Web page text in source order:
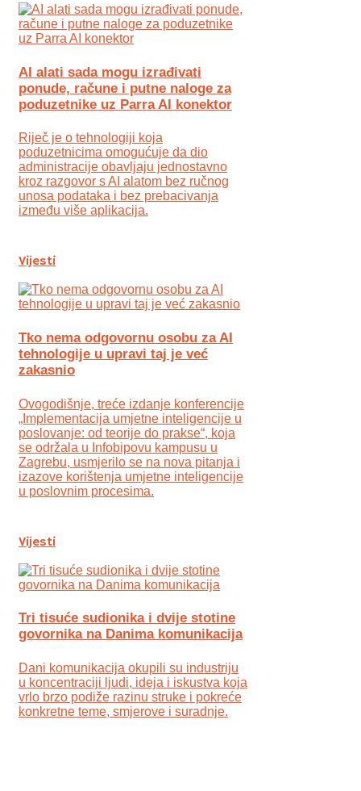
AI alati sada mogu izrađivati
ponude, račune i putne naloge za
poduzetnike uz Parra AI konektor
Riječ je o tehnologiji koja
poduzetnicima omogućuje da dio
administracije obavljaju jednostavno
kroz razgovor s AI alatom bez ručnog
unosa podataka i bez prebacivanja
između više aplikacija.
Vijesti
Tko nema odgovornu osobu za AI
tehnologije u upravi taj je već
zakasnio
Ovogodišnje, treće izdanje konferencije
„Implementacija umjetne inteligencije u
poslovanje: od teorije do prakse“, koja
se održala u Infobipovu kampusu u
Zagrebu, usmjerilo se na nova pitanja i
izazove korištenja umjetne inteligencije
u poslovnim procesima.
Vijesti
Tri tisuće sudionika i dvije stotine
govornika na Danima komunikacija
Dani komunikacija okupili su industriju
u koncentraciji ljudi, ideja i iskustva koja
vrlo brzo podiže razinu struke i pokreće
konkretne teme, smjerove i suradnje.